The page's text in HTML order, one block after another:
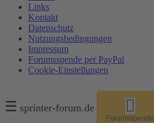
Links
Kontakt
Datenschutz
Nutzungsbedingungen
Impressum
Forumsspende per PayPal
Cookie-Einstellungen
☰ sprinter-forum.de
Forumsspende